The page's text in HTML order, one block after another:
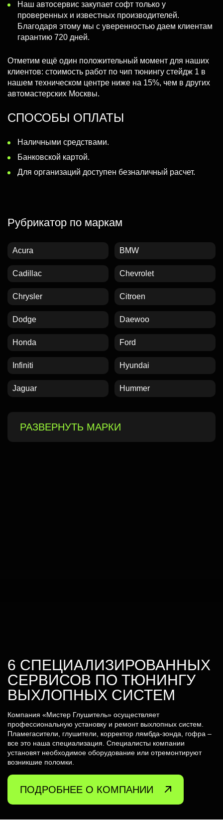
Наш автосервис закупает софт только у
проверенных и известных производителей.
Благодаря этому мы с уверенностью даем клиентам
гарантию 720 дней.
Отметим ещё один положительный момент для наших
клиентов: стоимость работ по чип тюнингу стейдж 1 в
нашем техническом центре ниже на 15%, чем в других
автомастерских Москвы.
СПОСОБЫ ОПЛАТЫ
Наличными средствами.
Банковской картой.
Для организаций доступен безналичный расчет.
Рубрикатор по маркам
Acura BMW
Cadillac Chevrolet
Chrysler Citroen
Dodge Daewoo
Honda Ford
Infiniti Hyundai
Jaguar Hummer
РАЗВЕРНУТЬ МАРКИ
6 СПЕЦИАЛИЗИРОВАННЫХ
СЕРВИСОВ ПО ТЮНИНГУ
ВЫХЛОПНЫХ СИСТЕМ
Компания «Мистер Глушитель» осуществляет
профессиональную установку и ремонт выхлопных систем.
Пламегасители, глушители, корректор лямбда-зонда, гофра –
все это наша специализация. Специалисты компании
установят необходимое оборудование или отремонтируют
возникшие поломки.
ПОДРОБНЕЕ О КОМПАНИИ